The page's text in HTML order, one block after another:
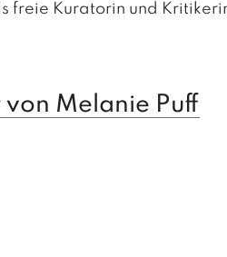
freie Kuratorin und
von Melanie Puff